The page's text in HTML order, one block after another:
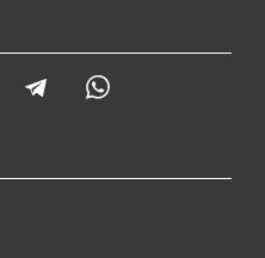
LinkedIn Telegram